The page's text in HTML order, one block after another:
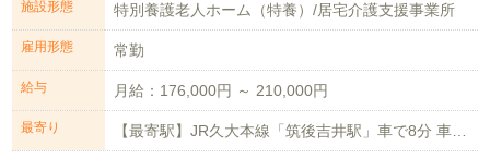
施設形態 特別養護老人ホーム（特養）/居宅介護支援事業所
雇用形態 常勤
給与 月給：176,000円 ～ 210,000円
最寄り 【最寄駅】JR久大本線「筑後吉井駅」車で8分 車通勤可能(無料駐車場あり)